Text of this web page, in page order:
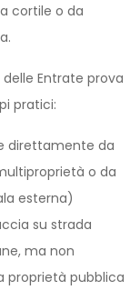
cortile o da
Entrate prova
pratici:
direttamente da
o da
esterna)
su strada
ma non
proprietà pubblica